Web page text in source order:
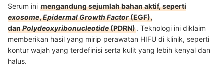
Serum ini mengandung sejumlah bahan aktif, seperti
exosome,Epidermal Growth Factor(EGF),
danPolydeoxyribonucleotide(PDRN). Teknologi ini diklaim
memberikan hasil yang mirip perawatan HIFU di klinik, seperti
kontur wajah yang terdefinisi serta kulit yang lebih kenyal dan
halus.